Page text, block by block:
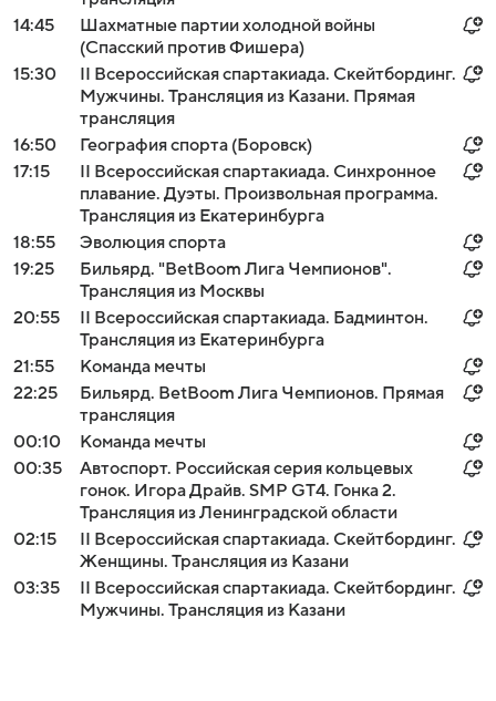
14:45
Шахматные партии холодной войны
(Спасский против Фишера)
15:30
II Всероссийская спартакиада. Скейтбординг.
Мужчины. Трансляция из Казани. Прямая
трансляция
16:50
География спорта (Боровск)
17:15
II Всероссийская спартакиада. Синхронное
плавание. Дуэты. Произвольная программа.
Трансляция из Екатеринбурга
18:55
Эволюция спорта
19:25
Бильярд. "BetBoom Лига Чемпионов".
Трансляция из Москвы
20:55
II Всероссийская спартакиада. Бадминтон.
Трансляция из Екатеринбурга
21:55
Команда мечты
22:25
Бильярд. BetBoom Лига Чемпионов. Прямая
трансляция
00:10
Команда мечты
00:35
Автоспорт. Российская серия кольцевых
гонок. Игора Драйв. SMP GT4. Гонка 2.
Трансляция из Ленинградской области
02:15
II Всероссийская спартакиада. Скейтбординг.
Женщины. Трансляция из Казани
03:35
II Всероссийская спартакиада. Скейтбординг.
Мужчины. Трансляция из Казани